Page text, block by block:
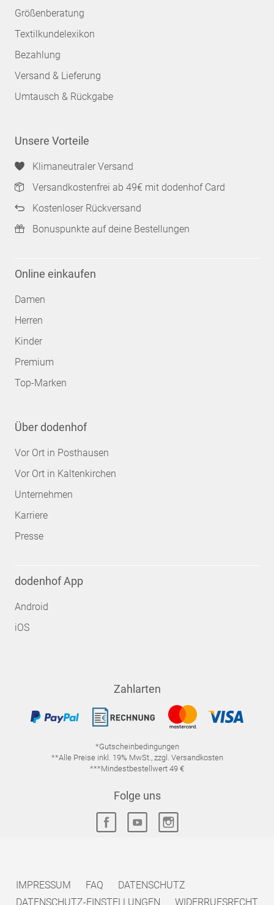
Größenberatung
Textilkundelexikon
Bezahlung
Versand & Lieferung
Umtausch & Rückgabe
Unsere Vorteile
Klimaneutraler Versand
Versandkostenfrei ab 49€ mit dodenhof Card
Kostenloser Rückversand
Bonuspunkte auf deine Bestellungen
Online einkaufen
Damen
Herren
Kinder
Premium
Top-Marken
Über dodenhof
Vor Ort in Posthausen
Vor Ort in Kaltenkirchen
Unternehmen
Karriere
Presse
dodenhof App
Android
iOS
Zahlarten
*Gutscheinbedingungen
**Alle Preise inkl. 19% MwSt., zzgl. Versandkosten
***Mindestbestellwert 49 €
Folge uns
IMPRESSUM FAQ
DATENSCHUTZ
DATENSCHUTZ-EINSTELLUNGEN
WIDERRUFSRECHT